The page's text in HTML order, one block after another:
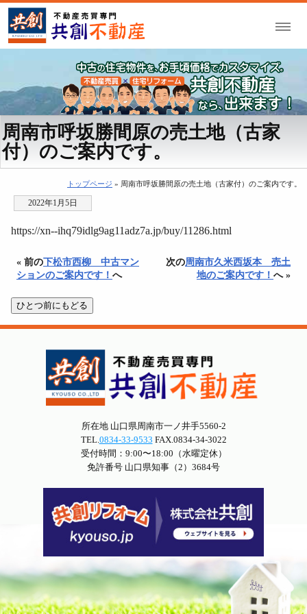
周南市呼坂勝間原の売土地（古家
付）のご案内です。
トップページ » 周南市呼坂勝間原の売土地（古家付）のご案内です。
2022年1月5日
https://xn--ihq79idlg9ag11adz7a.jp/buy/11286.html
« 前の下松市西柳 中古マン
ションのご案内です！ へ
次の周南市久米西坂本 売土
地のご案内です！ へ »
所在地 山口県周南市一ノ井手5560-2
TEL.0834-33-9533 FAX.0834-34-3022
受付時間：9:00〜18:00（水曜定休）
免許番号 山口県知事（2）3684号